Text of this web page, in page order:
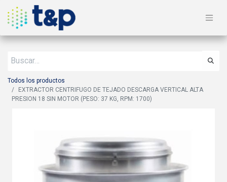
Todos los productos
EXTRACTOR CENTRIFUGO DE TEJADO DESCARGA VERTICAL ALTA
PRESION 18 SIN MOTOR (PESO: 37 KG, RPM: 1700)